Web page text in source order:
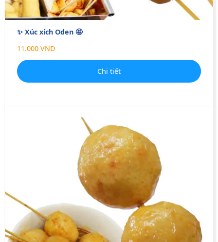
✨ Xúc xích Oden 🤩
11.000 VND
Chi tiết